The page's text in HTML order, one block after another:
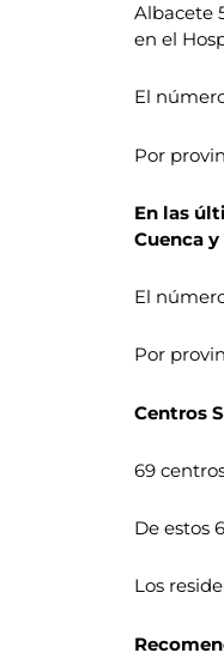
Albacete
en el
El
Por
En las
Cuenca y
El
Por
Centros
69
De estos
Los